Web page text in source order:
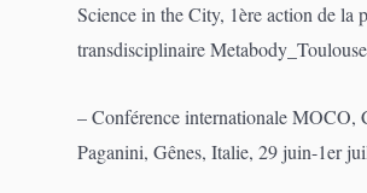
Science in the City, 1ère action de la
transdisciplinaire
– Conférence internationale MOCO,
Paganini, Gênes, Italie, 29 juin-1er